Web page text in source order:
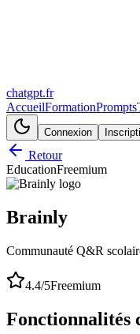
chatgpt.fr
AccueilFormationPrompts
Connexion
Retour
EducationFreemium
Brainly
Communauté Q&R
4.4/5Freemium
Fonctionnalités